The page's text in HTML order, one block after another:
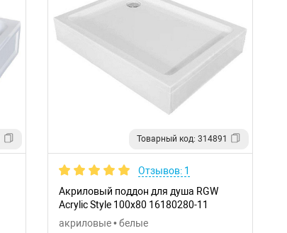
Товарный код: 314891
Отзывов: 1
Акриловый поддон для душа RGW
Acrylic Style 100x80 16180280-11
акриловые • белые